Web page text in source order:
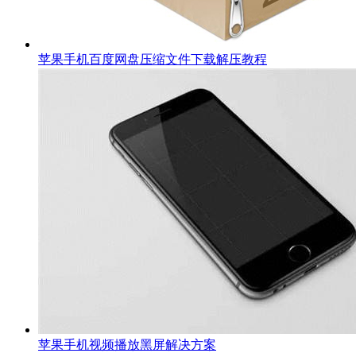
苹果手机百度网盘压缩文件下载解压教程
苹果手机视频播放黑屏解决方案